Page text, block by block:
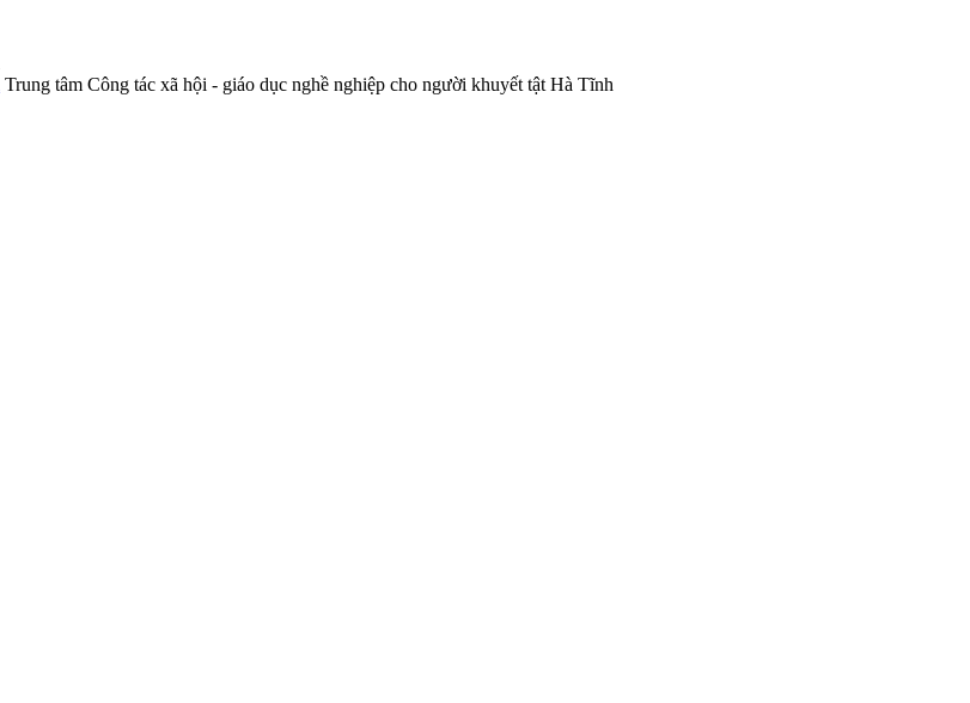
Trung tâm Công tác xã hội - giáo dục nghề nghiệp cho người khuyết tật Hà Tĩnh